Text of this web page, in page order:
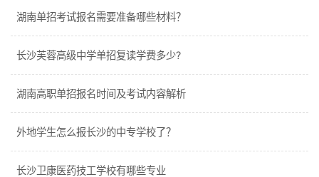
湖南单招考试报名需要准备哪些材料？
长沙芙蓉高级中学单招复读学费多少?
湖南高职单招报名时间及考试内容解析
外地学生怎么报长沙的中专学校了？
长沙卫康医药技工学校有哪些专业